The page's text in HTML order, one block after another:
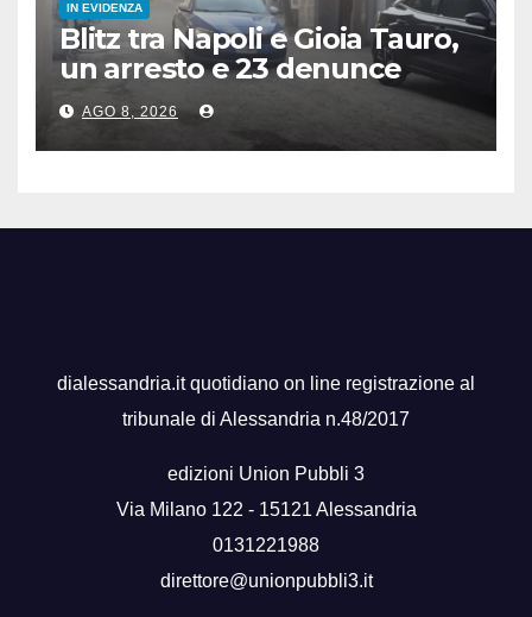
IN EVIDENZA
Blitz tra Napoli e Gioia Tauro,
un arresto e 23 denunce
AGO 8, 2026
dialessandria.it quotidiano on line registrazione al
tribunale di Alessandria n.48/2017
edizioni Union Pubbli 3
Via Milano 122 - 15121 Alessandria
0131221988
direttore@unionpubbli3.it